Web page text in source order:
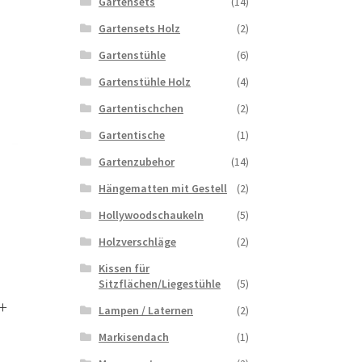
Gartensets Holz
(2)
Gartenstühle
(6)
Gartenstühle Holz
(4)
Gartentischchen
(2)
Gartentische
(1)
Gartenzubehor
(14)
Hängematten mit Gestell
(2)
Hollywoodschaukeln
(5)
Holzverschläge
(2)
Kissen für
Sitzflächen/Liegestühle
(5)
Lampen / Laternen
(2)
Markisendach
(1)